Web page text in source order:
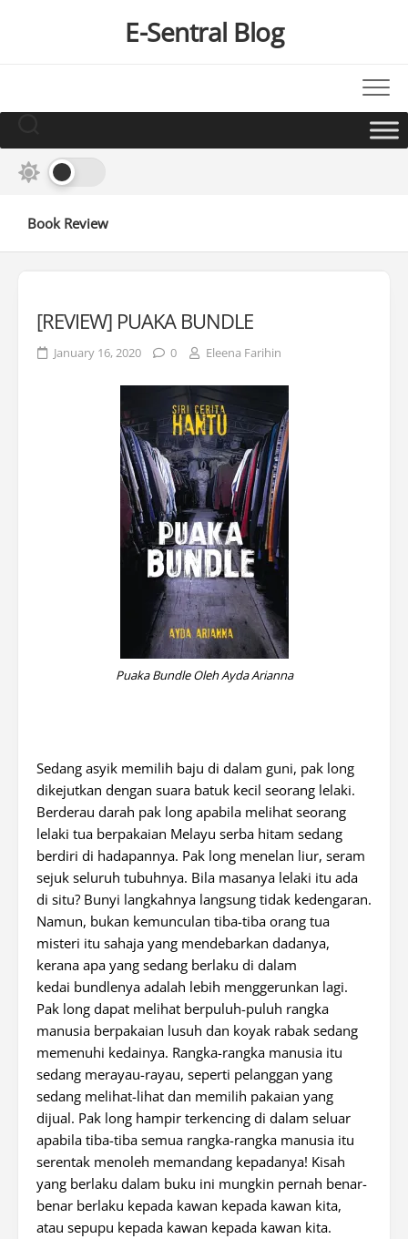
E-Sentral Blog
Book Review
[REVIEW] PUAKA BUNDLE
January 16, 2020 0 Eleena Farihin
Puaka Bundle Oleh Ayda Arianna
Sedang asyik memilih baju di dalam guni, pak long
dikejutkan dengan suara batuk kecil seorang lelaki.
Berderau darah pak long apabila melihat seorang
lelaki tua berpakaian Melayu serba hitam sedang
berdiri di hadapannya. Pak long menelan liur, seram
sejuk seluruh tubuhnya. Bila masanya lelaki itu ada
di situ? Bunyi langkahnya langsung tidak kedengaran.
Namun, bukan kemunculan tiba-tiba orang tua
misteri itu sahaja yang mendebarkan dadanya,
kerana apa yang sedang berlaku di dalam
kedai bundlenya adalah lebih menggerunkan lagi.
Pak long dapat melihat berpuluh-puluh rangka
manusia berpakaian lusuh dan koyak rabak sedang
memenuhi kedainya. Rangka-rangka manusia itu
sedang merayau-rayau, seperti pelanggan yang
sedang melihat-lihat dan memilih pakaian yang
dijual. Pak long hampir terkencing di dalam seluar
apabila tiba-tiba semua rangka-rangka manusia itu
serentak menoleh memandang kepadanya! Kisah
yang berlaku dalam buku ini mungkin pernah benar-
benar berlaku kepada kawan kepada kawan kita,
atau sepupu kepada kawan kepada kawan kita.